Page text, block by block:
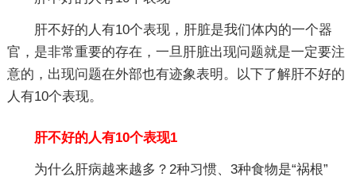
肝不好的人有10个表现，肝脏是我们体内的一个器
官，是非常重要的存在，一旦肝脏出现问题就是一定要注
意的，出现问题在外部也有迹象表明。以下了解肝不好的
人有10个表现。
肝不好的人有10个表现1
为什么肝病越来越多？2种习惯、3种食物是“祸根”